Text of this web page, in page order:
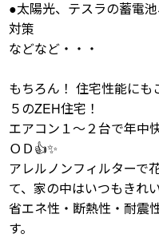
●太陽光、テスラの蓄電
対策
などなど・・・
もちろん！ 住宅性能に
５のZEH住宅！
エアコン１～２台で年中
ＯＤ👍✨
アレルノンフィルターで
て、家の中はいつもきれ
省エネ性・断熱性・耐震
す。